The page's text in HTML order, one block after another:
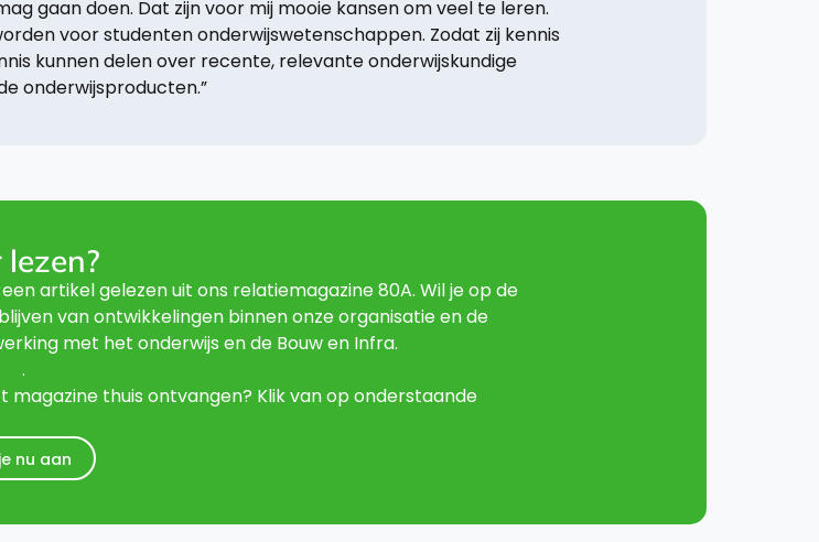
gaan doen. Dat zijn voor mij mooie kansen om veel te leren.
voor studenten onderwijswetenschappen. Zodat zij kennis
kunnen delen over recente, relevante onderwijskundige
onderwijsproducten.”
lezen?
artikel gelezen uit ons relatiemagazine 80A. Wil je op de
van ontwikkelingen binnen onze organisatie en de
met het onderwijs en de Bouw en Infra.
.
magazine thuis ontvangen? Klik van op onderstaande
nu aan